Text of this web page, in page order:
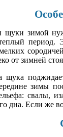
зимой
период.
от зимней
щука
зимы
свалы,
дна. Если же